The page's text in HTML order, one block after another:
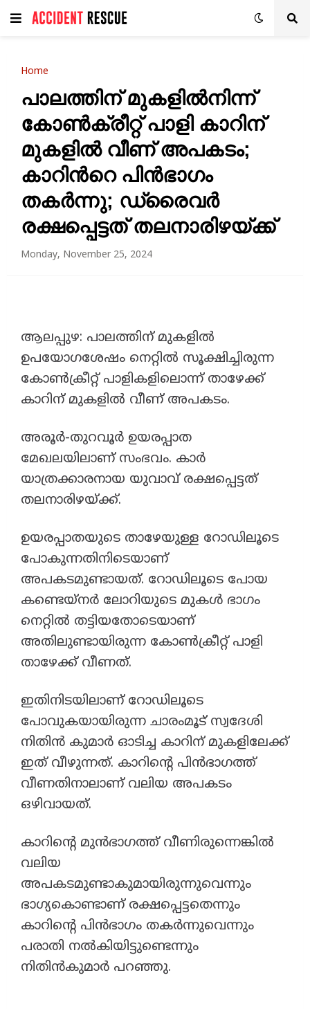
Home
പാലത്തിന് മുകളിൽനിന്ന്
കോണ്‍ക്രീറ്റ് പാളി കാറിന്
മുകളിൽ വീണ് അപകടം;
കാറിന്‍റെ പിന്‍ഭാഗം
തകര്‍ന്നു; ഡ്രൈവർ
രക്ഷപ്പെട്ടത് തലനാരിഴയ്ക്ക്
Monday, November 25, 2024
ആലപ്പുഴ: പാലത്തിന് മുകളിൽ
ഉപയോഗശേഷം നെറ്റിൽ സൂക്ഷിച്ചിരുന്ന
കോണ്‍ക്രീറ്റ് പാളികളിലൊന്ന് താഴേക്ക്
കാറിന് മുകളിൽ വീണ് അപകടം.
അരൂര്‍-തുറവൂര്‍ ഉയരപ്പാത
മേഖലയിലാണ് സംഭവം. കാര്‍
യാത്രക്കാരനായ യുവാവ് രക്ഷപ്പെട്ടത്
തലനാരിഴയ്ക്ക്.
ഉയരപ്പാതയുടെ താഴേയുള്ള റോഡിലൂടെ
പോകുന്നതിനിടെയാണ്
അപകടമുണ്ടായത്. റോഡിലൂടെ പോയ
കണ്ടെയ്നര്‍ ലോറിയുടെ മുകള്‍ ഭാഗം
നെറ്റിൽ തട്ടിയതോടെയാണ്
അതിലുണ്ടായിരുന്ന കോണ്‍ക്രീറ്റ് പാളി
താഴേക്ക് വീണത്.
ഇതിനിടയിലാണ് റോഡിലൂടെ
പോവുകയായിരുന്ന ചാരംമൂട് സ്വദേശി
നിതിൻ കുമാര്‍ ഓടിച്ച കാറിന് മുകളിലേക്ക്
ഇത് വീഴുന്നത്. കാറിന്‍റെ പിന്‍ഭാഗത്ത്
വീണതിനാലാണ് വലിയ അപകടം
ഒഴിവായത്.
കാറിന്‍റെ മുൻഭാഗത്ത് വീണിരുന്നെങ്കില്‍
വലിയ
അപകടമുണ്ടാകുമായിരുന്നുവെന്നും
ഭാഗ്യകൊണ്ടാണ് രക്ഷപ്പെട്ടതെന്നും
കാറിന്‍റെ പിന്‍ഭാഗം തകര്‍ന്നുവെന്നും
പരാതി നൽകിയിട്ടുണ്ടെന്നും
നിതിൻകുമാര്‍ പറഞ്ഞു.